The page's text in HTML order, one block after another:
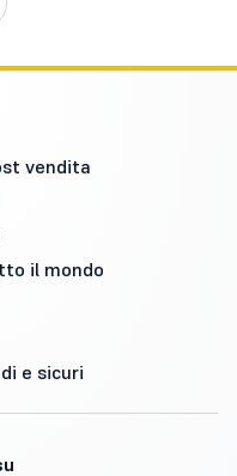
vendita
il mondo
e sicuri